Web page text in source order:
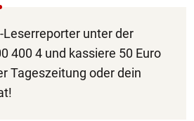
unter der
400 4 und kassiere 50 Euro
Tageszeitung oder dein